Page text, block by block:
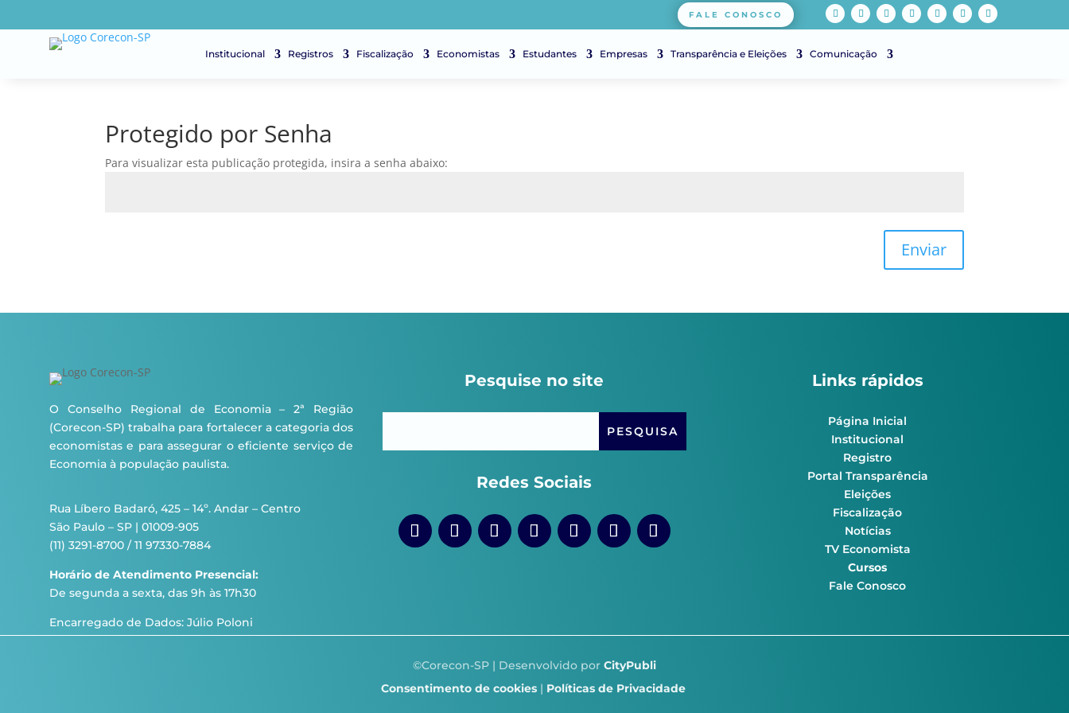
FALE CONOSCO
Institucional Registros Fiscalização Economistas Estudantes Empresas Transparência e Eleições Comunicação
Protegido por Senha
Para visualizar esta publicação protegida, insira a senha abaixo:
Enviar
O Conselho Regional de Economia – 2ª Região
(Corecon-SP) trabalha para fortalecer a categoria dos
economistas e para assegurar o eficiente serviço de
Economia à população paulista.
Rua Líbero Badaró, 425 – 14º. Andar – Centro
São Paulo – SP | 01009-905
(11) 3291-8700 / 11 97330-7884
Horário de Atendimento Presencial:
De segunda a sexta, das 9h às 17h30
Encarregado de Dados: Júlio Poloni
Pesquise no site
Redes Sociais
Links rápidos
Página Inicial
Institucional
Registro
Portal Transparência
Eleições
Fiscalização
Notícias
TV Economista
Cursos
Fale Conosco
©Corecon-SP | Desenvolvido por CityPubli
Consentimento de cookies| Políticas de Privacidade